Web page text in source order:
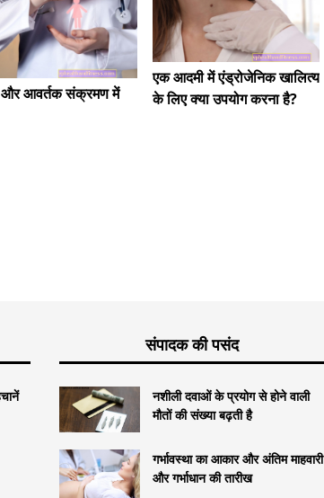
आवर्तक संक्रमण में
एक आदमी में एंड्रोजेनिक खालित्य
के लिए क्या उपयोग करना है?
संपादक की पसंद
नशीली दवाओं के प्रयोग से होने वाली
मौतों की संख्या बढ़ती है
गर्भावस्था का आकार और अंतिम माहवारी
और गर्भाधान की तारीख